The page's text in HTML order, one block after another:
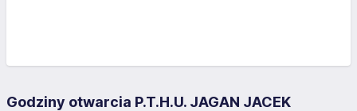
Godziny otwarcia P.T.H.U. JAGAN JACEK